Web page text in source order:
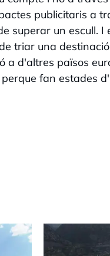
publicitaris a
superar un escull. I
triar una
d'altres països
fan estades